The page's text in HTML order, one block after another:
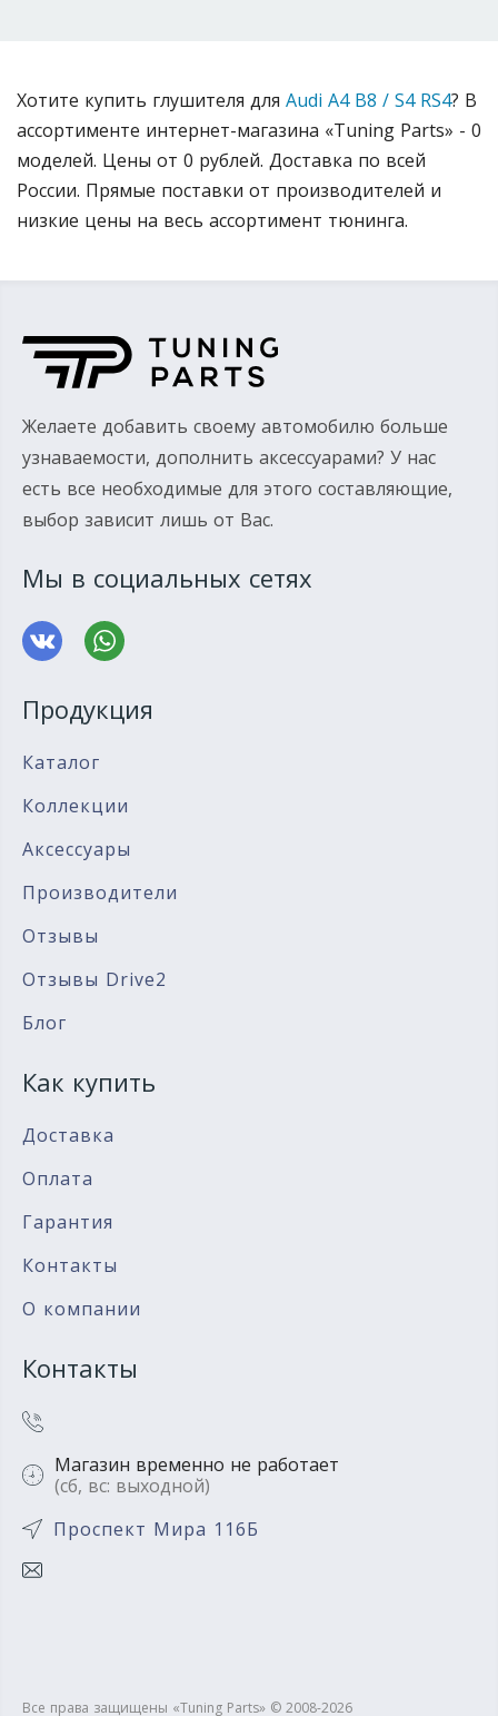
Хотите купить глушителя для Audi A4 B8 / S4 RS4? В
ассортименте интернет-магазина «Tuning Parts» - 0
моделей. Цены от 0 рублей. Доставка по всей
России. Прямые поставки от производителей и
низкие цены на весь ассортимент тюнинга.
Желаете добавить своему автомобилю больше
узнаваемости, дополнить аксессуарами? У нас
есть все необходимые для этого составляющие,
выбор зависит лишь от Вас.
Мы в социальных сетях
Продукция
Каталог
Коллекции
Аксессуары
Производители
Отзывы
Отзывы Drive2
Блог
Как купить
Доставка
Оплата
Гарантия
Контакты
О компании
Контакты
Магазин временно не работает
(сб, вс: выходной)
Проспект Мира 116Б
Все права защищены «Tuning Parts» © 2008-2026